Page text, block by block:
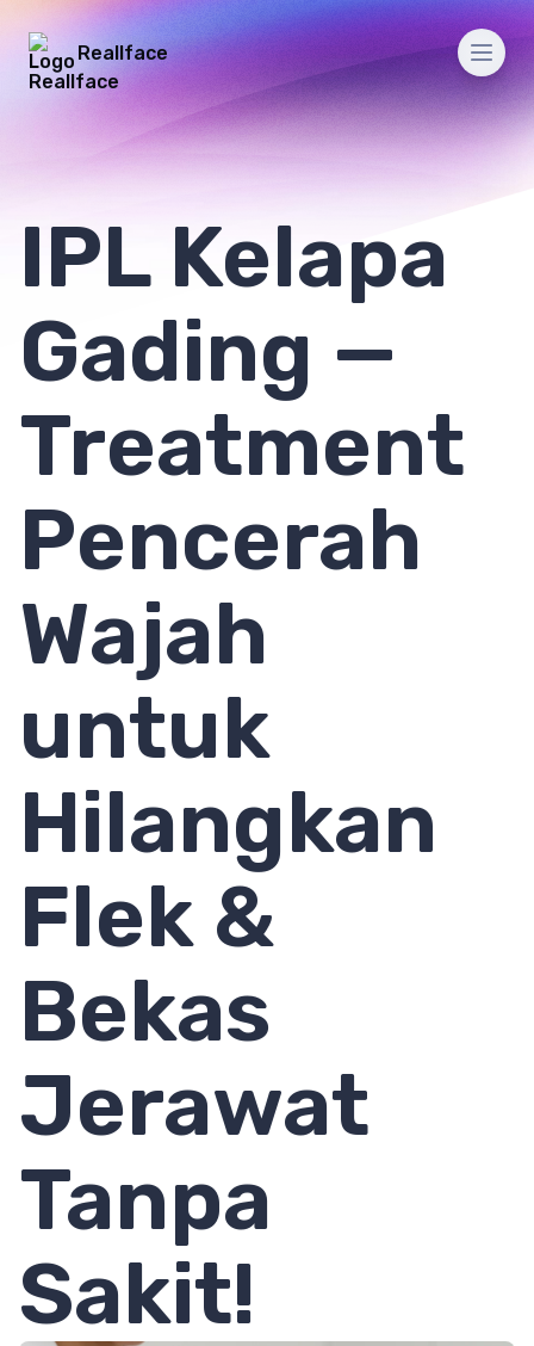
Reallface
IPL Kelapa
Gading —
Treatment
Pencerah
Wajah
untuk
Hilangkan
Flek &
Bekas
Jerawat
Tanpa
Sakit!